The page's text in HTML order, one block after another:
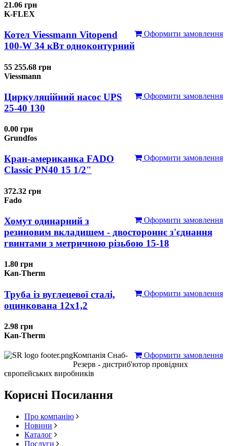
21.06 грн
K-FLEX
Оформити замовлення
Котел Viessmann Vitopend
100-W 34 кВт одноконтурний
55 255.68 грн
Viessmann
Оформити замовлення
Циркуляційний насос UPS
25-40 130
0.00 грн
Grundfos
Оформити замовлення
Кран-американка FADO
Classic PN40 15 1/2"
372.32 грн
Fado
Оформити замовлення
Хомут одинарний з
резиновим вкладишем - двостороннє з'єднання
гвинтами з метричною різьбою 15-18
1.80 грн
Kan-Therm
Оформити замовлення
Труба із вуглецевої сталі,
оцинкована 12x1,2
2.98 грн
Kan-Therm
Оформити замовлення
Компанія Снаб-
Резерв - дистриб'ютор провідних
європейських виробників
Корисні Посилання
Про компанію
Новини
Каталог
Послуги